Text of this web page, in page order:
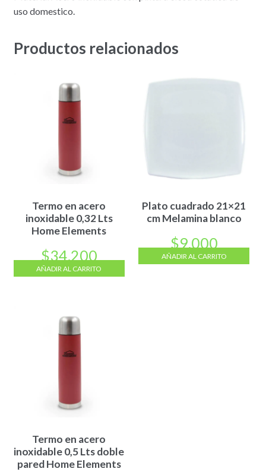
uso domestico.
Productos relacionados
Termo en acero
inoxidable 0,32 Lts
Home Elements
$34.200
AÑADIR AL CARRITO
Plato cuadrado 21×21
cm Melamina blanco
$9.000
AÑADIR AL CARRITO
Termo en acero
inoxidable 0,5 Lts doble
pared Home Elements